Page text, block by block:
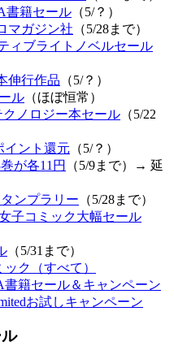
書籍セール （5/？）
マガジン社 （5/28まで）
ィブライトノベルセール
伸行作品 （5/？）
ル （ほぼ恒常）
クノロジー本セール （5/22
イント還元 （5/？）
が各11円
（5/9まで）→ 延
ンプラリー （5/28まで）
子コミック大幅セール
（5/31まで）
ク（すべて）
書籍セール＆キャンペーン
お試しキャンペーン